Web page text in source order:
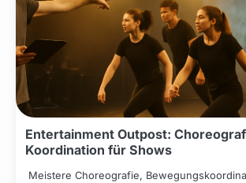
Entertainment Outpost:
Koordination für Shows
Meistere Choreografie,